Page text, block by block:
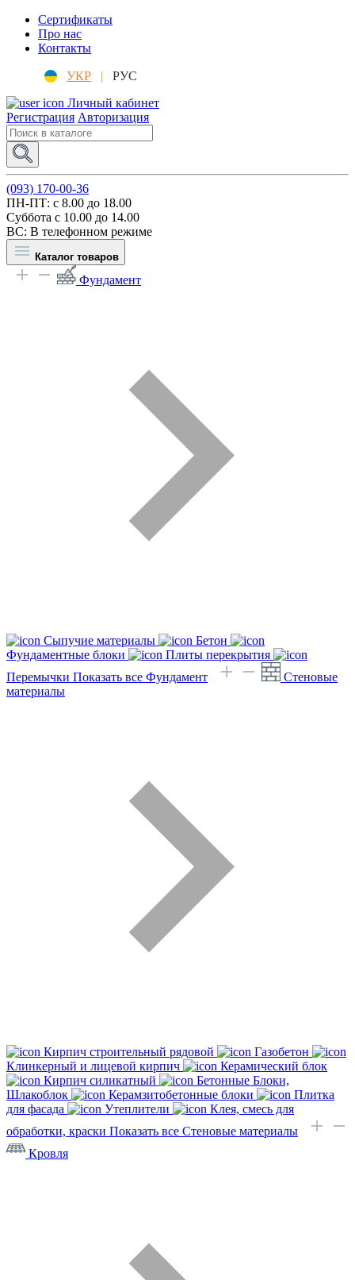
Сертификаты
Про нас
Контакты
УКР |
РУС
Личный кабинет
Регистрация Авторизация
(093) 170-00-36
ПН-ПТ: c 8.00 до 18.00
Суббота с 10.00 до 14.00
ВС: В телефонном режиме
Каталог товаров
Фундамент
Сыпучие материалы
Бетон
Фундаментные блоки
Плиты перекрытия
Перемычки Показать все Фундамент
Стеновые
материалы
Кирпич строительный рядовой
Газобетон
Клинкерный и лицевой кирпич
Керамический блок
Кирпич силикатный
Бетонные Блоки,
Шлакоблок
Керамзитобетонные блоки
Плитка
для фасада
Утеплители
Клея, смесь для
обработки, краски Показать все Стеновые материалы
Кровля